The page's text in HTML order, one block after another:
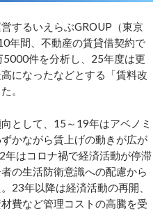
するいえらぶGROUP（東京
年間、不動産の賃貸借契約で
件を分析し、25年度は更
になったなどとする「賃料改
。
として、15～19年はアベノミ
かながら賃上げの動きが広が
年はコロナ禍で経済活動が停滞
の生活防衛意識への配慮から
23年以降は経済活動の再開、
費など管理コストの高騰を受